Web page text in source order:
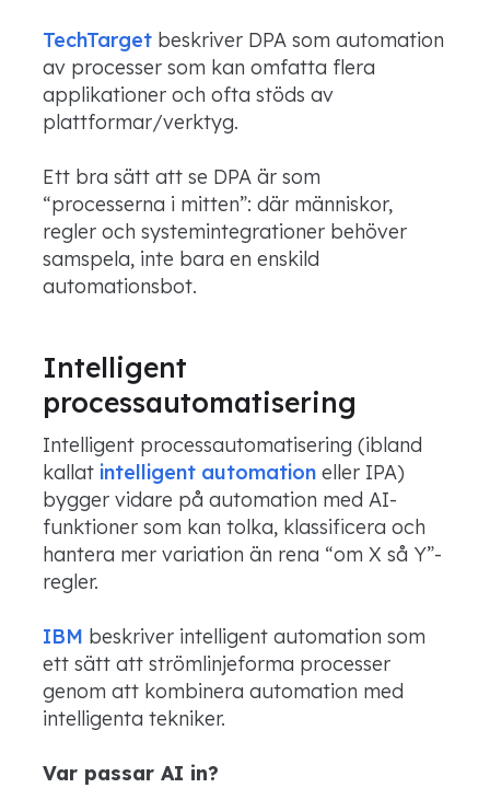
TechTarget beskriver DPA som automation
av processer som kan omfatta flera
applikationer och ofta stöds av
plattformar/verktyg.
Ett bra sätt att se DPA är som
“processerna i mitten”: där människor,
regler och systemintegrationer behöver
samspela, inte bara en enskild
automationsbot.
Intelligent
processautomatisering
Intelligent processautomatisering (ibland
kallat intelligent automation eller IPA)
bygger vidare på automation med AI-
funktioner som kan tolka, klassificera och
hantera mer variation än rena “om X så Y”-
regler.
IBM beskriver intelligent automation som
ett sätt att strömlinjeforma processer
genom att kombinera automation med
intelligenta tekniker.
Var passar AI in?